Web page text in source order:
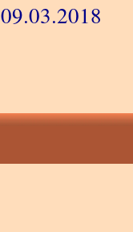
09.03.2018